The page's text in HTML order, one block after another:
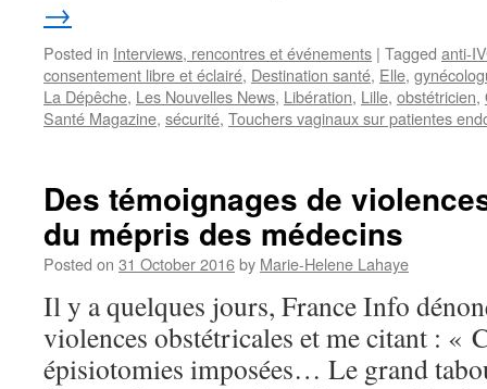
→
Posted in Interviews, rencontres et événements | Tagged anti-
consentement libre et éclairé, Destination santé, Elle,
La Dépêche, Les Nouvelles News, Libération, Lille, obstétricien,
Santé Magazine, sécurité, Touchers vaginaux sur patientes
Des témoignages de
du mépris des médecins
Posted on 31 October 2016by Marie-Helene Lahaye
Il y a quelques jours, France Info
violences obstétricales et me citant : «
épisiotomies imposées… Le grand